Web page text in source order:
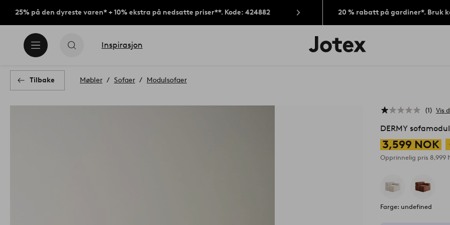
25% på den dyreste varen* + 10% ekstra på nedsatte priser**. Kode: 424882 20 % rabatt på gardiner*. Bruk
Inspirasjon
Jotex’
logo
Tilbake Møbler Sofaer Modulsofaer
1 Vis
DERMY
3,599 NOK
Opprinnelig pris8,999
Farge: undefined